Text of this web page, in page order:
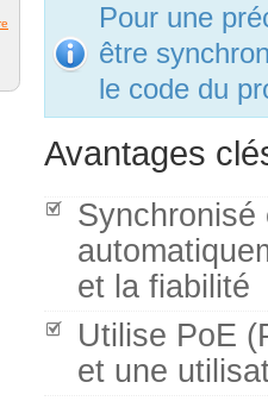
Pour une
être
le code du
Avantages
et la fiabilité
Utilise PoE
et une